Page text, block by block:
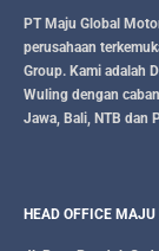
PT Maju Global
perusahaan
Group. Kami adalah
Wuling dengan
Jawa, Bali, NTB dan
HEAD OFFICE MAJU